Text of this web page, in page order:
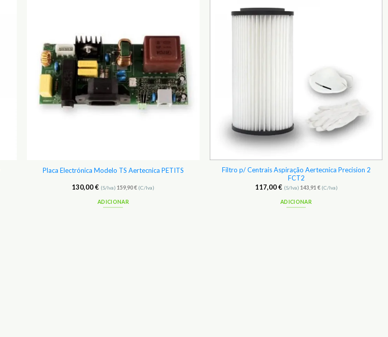
Placa Electrónica Modelo TS Aertecnica PETITS
130,00€ (S/Iva)159,90€ (C/Iva)
ADICIONAR
Filtro p/ Centrais Aspiração Aertecnica Precision 2
FCT2
117,00€ (S/Iva) 143,91 €(C/Iva)
ADICIONAR